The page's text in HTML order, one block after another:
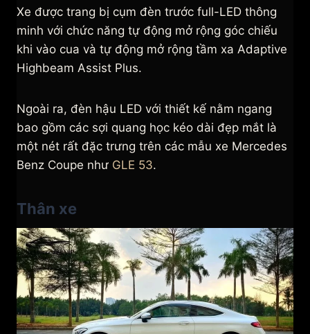
Xe được trang bị cụm đèn trước full-LED thông
minh với chức năng tự động mở rộng góc chiếu
khi vào cua và tự động mở rộng tầm xa Adaptive
Highbeam Assist Plus.
Ngoài ra, đèn hậu LED với thiết kế nằm ngang
bao gồm các sợi quang học kéo dài đẹp mắt là
một nét rất đặc trưng trên các mẫu xe Mercedes
Benz Coupe như GLE 53.
Thân xe